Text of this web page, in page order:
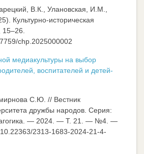
В.К., Улановская, И.М.,
Культурно-историческая
15–26.
chp.2025000002
медиакультуры на выбор
воспитателей и детей-
С.Ю. // Вестник
дружбы народов. Серия:
— 2024. — Т. 21. — №4. —
2313-1683-2024-21-4-